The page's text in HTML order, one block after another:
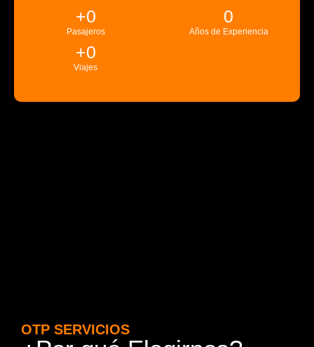
Pasajeros
+0
Años de Experiencia
0
Viajes
+0
OTP SERVICIOS